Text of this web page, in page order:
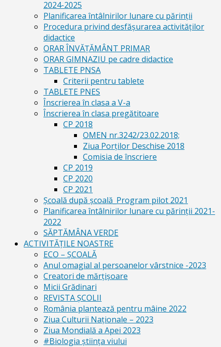
2024-2025
Planificarea întâlnirilor lunare cu părinții
Procedura privind desfășurarea activităților
didactice
ORAR ÎNVĂȚĂMÂNT PRIMAR
ORAR GIMNAZIU pe cadre didactice
TABLETE PNSA
Criterii pentru tablete
TABLETE PNES
Înscrierea în clasa a V-a
Înscrierea în clasa pregătitoare
CP 2018
OMEN nr.3242/23.02.2018;
Ziua Porților Deschise 2018
Comisia de înscriere
CP 2019
CP 2020
CP 2021
Școală după școală_Program pilot 2021
Planificarea întâlnirilor lunare cu părinții 2021-
2022
SĂPTĂMÂNA VERDE
ACTIVITĂȚILE NOASTRE
ECO – ŞCOALĂ
Anul omagial al persoanelor vârstnice -2023
Creatori de mărțișoare
Micii Grădinari
REVISTA ŞCOLII
România plantează pentru mâine 2022
Ziua Culturii Naționale – 2023
Ziua Mondială a Apei 2023
#Biologia știința viului